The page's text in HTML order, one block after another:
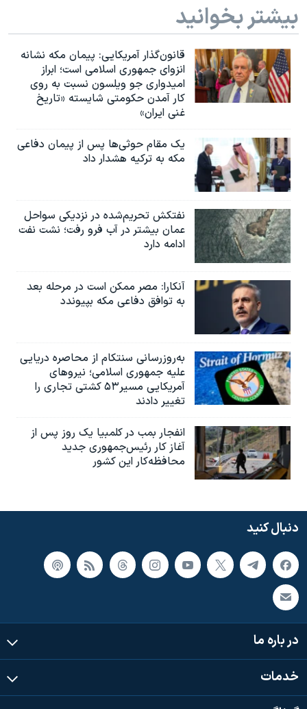
بیشتر بخوانید
قانون‌گذار آمریکایی: پیمان مکه نشانه
انزوای جمهوری اسلامی است؛ ابراز
امیدواری جو ویلسون نسبت به روی
کار آمدن حکومتی شایسته «تاریخ
غنی ایران»
یک مقام حوثی‌ها پس از پیمان دفاعی
مکه به ترکیه هشدار داد
نفتکش تحریم‌شده در نزدیکی سواحل
عمان بیشتر در آب فرو رفت؛ نشت نفت
ادامه دارد
آنکارا: مصر ممکن است در مرحله بعد
به توافق دفاعی مکه بپیوندد
به‌روزرسانی سنتکام از محاصره دریایی
علیه جمهوری اسلامی؛ نیروهای
آمریکایی مسیر۵۳ کشتی تجاری را
تغییر دادند
انفجار بمب‌‌ در کلمبیا یک روز پس از
آغاز کار رئیس‌جمهوری جدید
محافظه‌کار این کشور
دنبال کنید
در باره ما
خدمات